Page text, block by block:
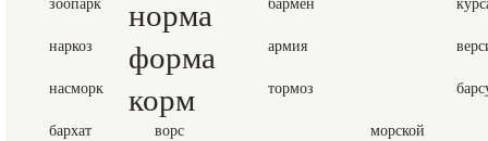
норма
наркоз форма армия
насморк корм тормоз
бархат ворс морской